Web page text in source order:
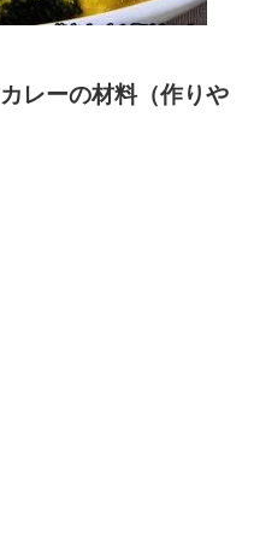
レーの材料（作りや